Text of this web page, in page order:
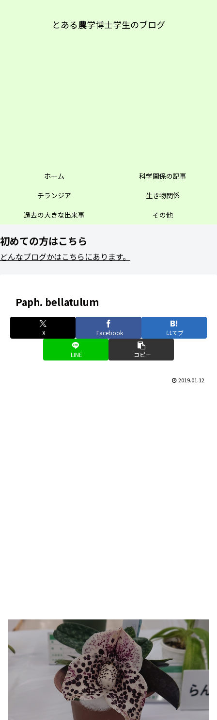
とある農学博士学生のブログ
ホーム
科学関係の記事
チランジア
生き物関係
過去の大きな出来事
その他
初めての方はこちら
どんなブログかはこちらにあります。
Paph. bellatulum
X Facebook はてブ
LINE コピー
2019.01.12